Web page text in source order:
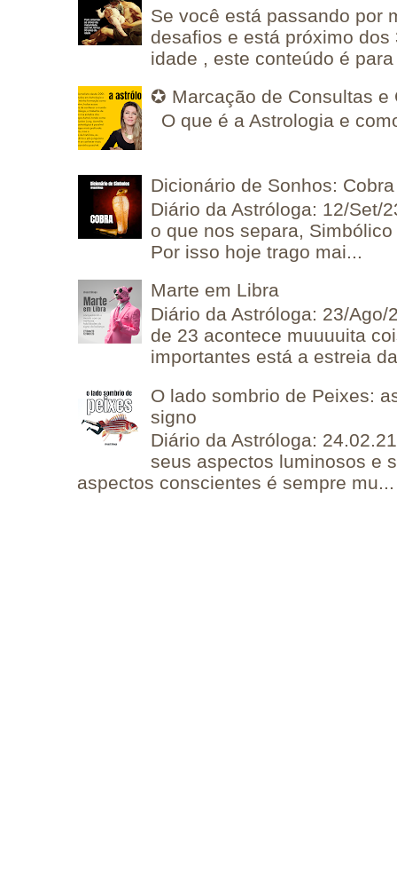
Se você está passando por
desafios e está próximo
idade , este conteúdo é
✪ Marcação de Consultas e
O que é a Astrologia e
Dicionário de Sonhos: Cobra
Diário da Astróloga: 12/Set/
o que nos separa,
Por isso hoje trago mai...
Marte em Libra
Diário da Astróloga: 23/
de 23 acontece muuuuita
importantes está a estreia
O lado sombrio de Peixes:
signo
Diário da Astróloga:
seus aspectos luminosos e
aspectos conscientes é sempre mu...